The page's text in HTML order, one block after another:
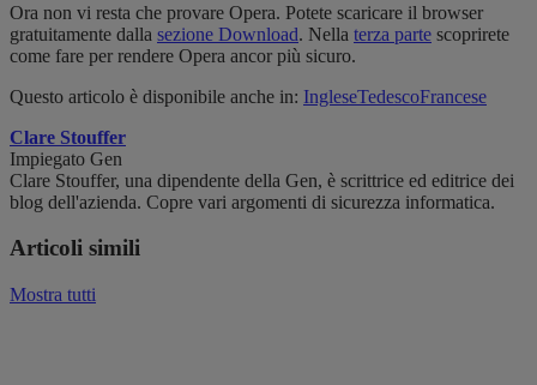
Ora non vi resta che provare Opera. Potete scaricare il browser
gratuitamente dalla sezione Download. Nella terza parte scoprirete
come fare per rendere Opera ancor più sicuro.
Questo articolo è disponibile anche in: IngleseTedescoFrancese
Clare Stouffer
Impiegato Gen
Clare Stouffer, una dipendente della Gen, è scrittrice ed editrice dei
blog dell'azienda. Copre vari argomenti di sicurezza informatica.
Articoli simili
Mostra tutti